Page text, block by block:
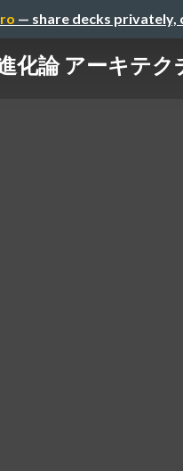
— share decks privately,
化論 アーキテ